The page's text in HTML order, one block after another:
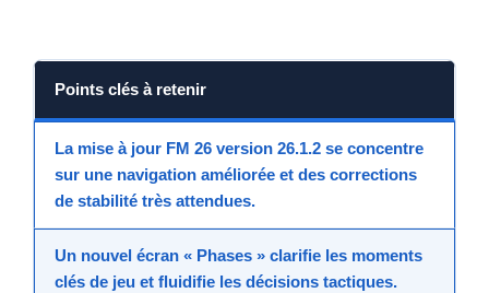
Points clés à retenir
La mise à jour FM 26 version 26.1.2 se concentre
sur une navigation améliorée et des corrections
de stabilité très attendues.
Un nouvel écran « Phases » clarifie les moments
clés de jeu et fluidifie les décisions tactiques.